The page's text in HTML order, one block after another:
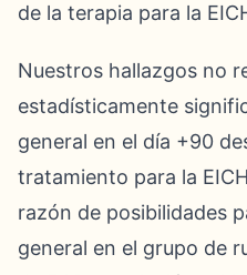
de la terapia para la
Nuestros hallazgos no
estadísticamente
general en el día +90
tratamiento para la
razón de posibilidades
general en el grupo de